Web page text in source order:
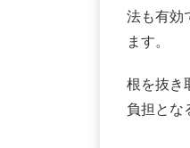
法も有効
ます。
根を抜き
負担とな